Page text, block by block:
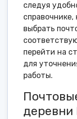
следуя
выбрать
перейти на
для
работы.
деревни